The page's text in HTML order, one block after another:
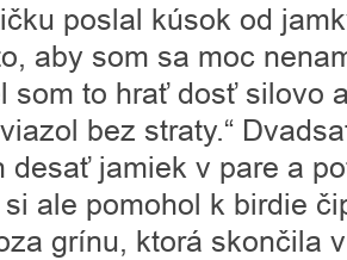
poslal kúsok od
aby som sa moc
som to hrať dosť silovo
bez straty.“
desať jamiek v pare a
ale pomohol k birdie
grínu, ktorá skončila